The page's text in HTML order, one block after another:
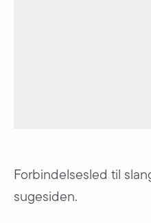
Forbindelsesled til
sugesiden.